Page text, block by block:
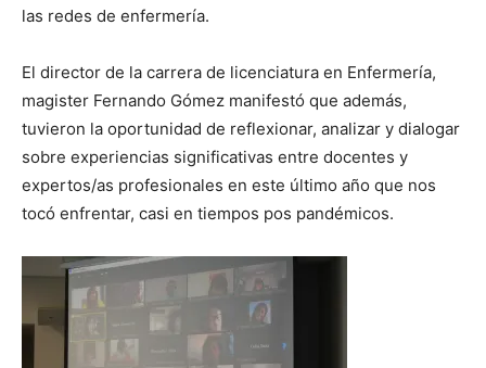
las redes de enfermería.
El director de la carrera de licenciatura en Enfermería,
magister Fernando Gómez manifestó que además,
tuvieron la oportunidad de reflexionar, analizar y dialogar
sobre experiencias significativas entre docentes y
expertos/as profesionales en este último año que nos
tocó enfrentar, casi en tiempos pos pandémicos.